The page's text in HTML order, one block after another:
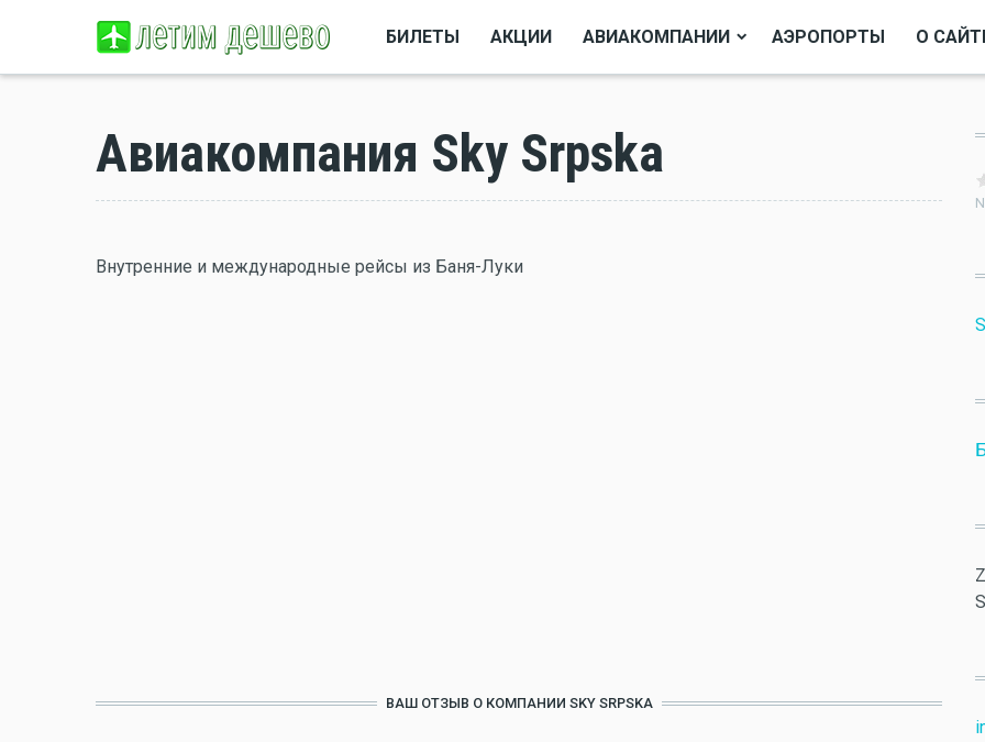
БИЛЕТЫ АКЦИИ АВИАКОМПАНИИ АЭРОПОРТЫ О
Авиакомпания Sky Srpska
Внутренние и международные рейсы из Баня-Луки
ВАШ ОТЗЫВ О КОМПАНИИ SKY SRPSKA